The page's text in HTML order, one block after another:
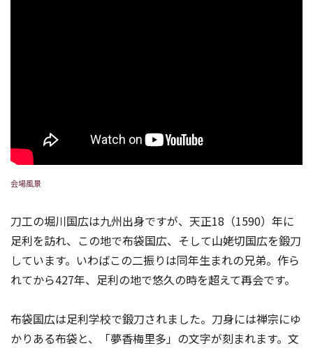
会場風景
刀工の堀川国広は九州出身ですが、天正18（1590）年に
足利を訪れ、この地で布袋国広、そして山姥切国広を鍛刀
しています。いわばこの二振りは同年生まれの兄弟。作ら
れてから427年、足利の地で悠久の時を超えて再会です。
布袋国広は足利学校で鍛刀されました。刀身には禅宗にゆ
かりある布袋と、「夢香梅里多」の文字が刻まれます。文